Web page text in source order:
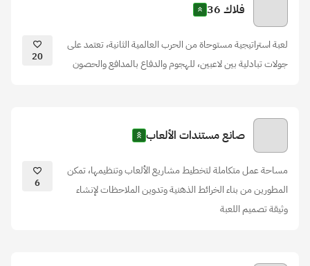
فلاك 36
لعبة استراتيجية مستوحاة من الحرب العالمية الثانية، تعتمد على
جولات تبادلية بين لاعبين، للهجوم والدفاع بالمدافع والحصون
20
صانع مستندات الألعاب
مساحة عمل متكاملة لتخطيط مشاريع الألعاب وتنظيمها، تمكن
المطورين من بناء الخرائط الذهنية وتدوين الملاحظات لإنشاء
وثيقة تصميم اللعبة
6